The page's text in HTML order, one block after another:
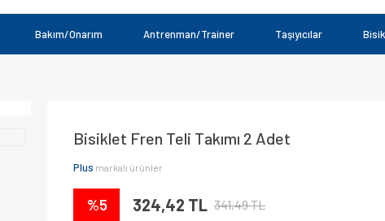
Bakım/Onarım Antrenman/Trainer Taşıyıcılar
Bisiklet Fren Teli Takımı 2 Adet
Plus markalı ürünler
%5 324,42 TL 341,49 TL